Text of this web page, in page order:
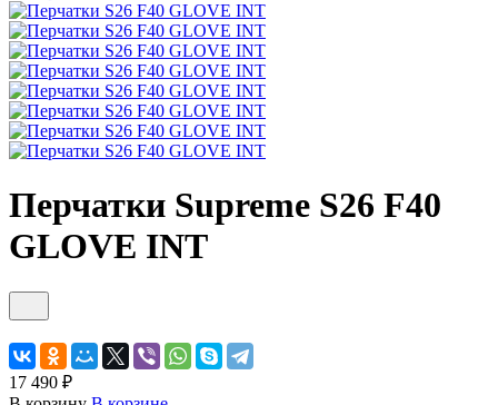
Перчатки Supreme S26 F40
GLOVE INT
17 490 ₽